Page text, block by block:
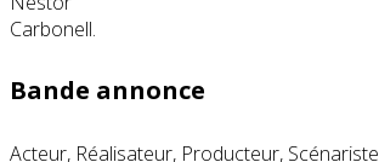
Bande annonce
Acteur, Réalisateur, Producteur, Scénariste